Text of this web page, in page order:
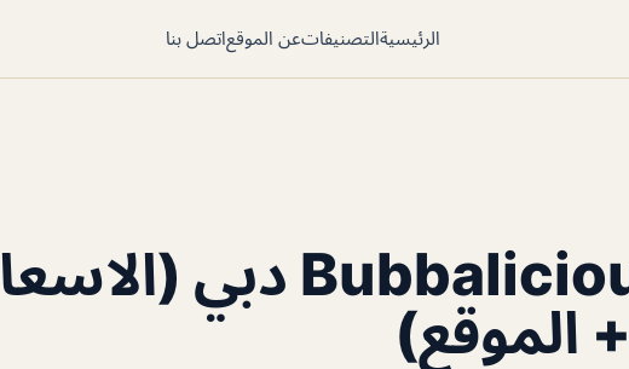
الرئيسيةالتصنيفاتعن الموقعاتصل بنا
مطعم Bubbalicious دبي (الاسعا
الموقع)